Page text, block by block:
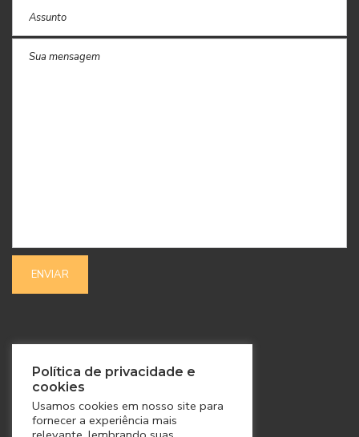
SIGA-NOS
Política de privacidade e
cookies
Usamos cookies em nosso site para
fornecer a experiência mais